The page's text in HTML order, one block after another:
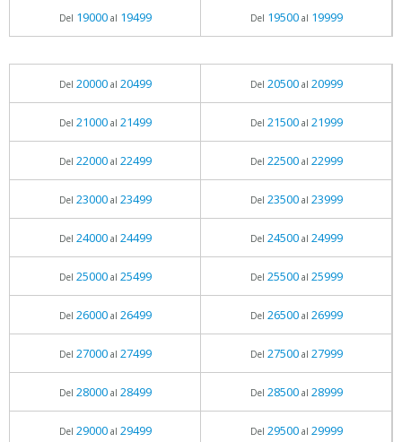
Del 19000al 19499 Del 19500al 19999
Del 20000al 20499 Del 20500al 20999
Del 21000al 21499 Del 21500al 21999
Del 22000al 22499 Del 22500al 22999
Del 23000al 23499 Del 23500al 23999
Del 24000al 24499 Del 24500al 24999
Del 25000al 25499 Del 25500al 25999
Del 26000al 26499 Del 26500al 26999
Del 27000al 27499 Del 27500al 27999
Del 28000al 28499 Del 28500al 28999
Del 29000al 29499 Del 29500al 29999